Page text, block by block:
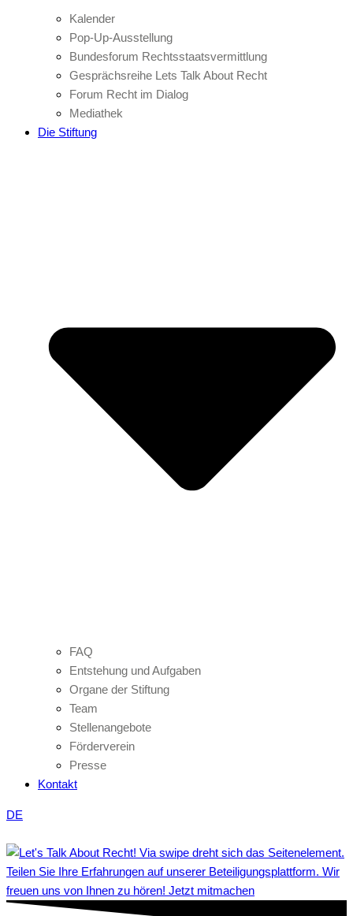
Kalender
Pop-Up-Ausstellung
Bundesforum Rechtsstaatsvermittlung
Gesprächsreihe Lets Talk About Recht
Forum Recht im Dialog
Mediathek
Die Stiftung
FAQ
Entstehung und Aufgaben
Organe der Stiftung
Team
Stellenangebote
Förderverein
Presse
Kontakt
DE
Teilen Sie Ihre Erfahrungen auf unserer Beteiligungsplattform. Wir
freuen uns von Ihnen zu hören! Jetzt mitmachen